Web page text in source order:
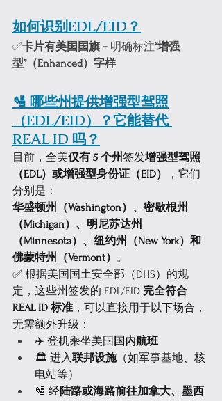
如何识别EDL/EID？
✅卡片有美国国旗 + 明确标注“增强
型”（Enhanced）字样
🛂 哪些州提供增强型驾照
（EDL/EID）？它能替代
REAL ID 吗？
目前，全美仅有 5 个州签发增强型驾照
（EDL）或增强型身份证（EID）
，它们
分别是：
华盛顿州（Washington）、密歇根州
（Michigan）、明尼苏达州
（Minnesota）、纽约州（New York）和
佛蒙特州（Vermont） 。
✅ 根据美国国土安全部（DHS）的规
定，这些州签发的 EDL/EID 完全符合
REAL ID 标准 ，可以直接用于以下场合，
无需额外升级：
✈️ 登机乘坐美国 国内航班
🏛️ 进入联邦设施（如军事基地、核
电站等）
🛂 经陆路或海路前往加拿大、墨西